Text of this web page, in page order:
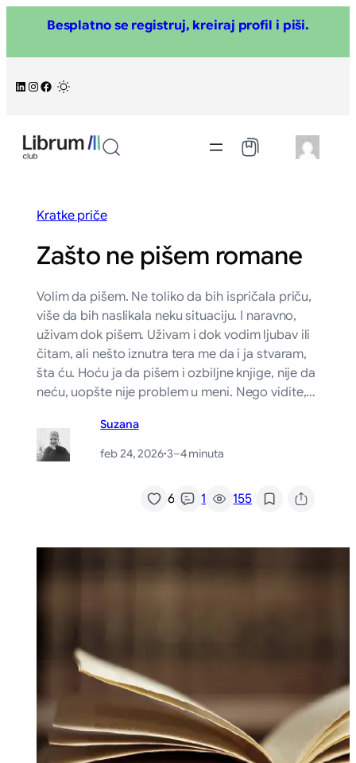
sadržaj
Besplatno se registruj, kreiraj profil i piši.
LinkedIn
Instagram
Facebook
Kratke priče
Zašto ne pišem romane
Volim da pišem. Ne toliko da bih ispričala priču,
više da bih naslikala neku situaciju. I naravno,
uživam dok pišem. Uživam i dok vodim ljubav ili
čitam, ali nešto iznutra tera me da i ja stvaram,
šta ću. Hoću ja da pišem i ozbiljne knjige, nije da
neću, uopšte nije problem u meni. Nego vidite,…
Suzana
feb 24, 2026·3–4 minuta
6 1 155/